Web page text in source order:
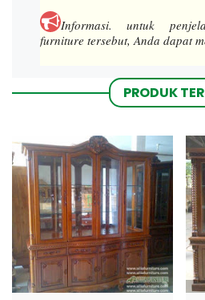
Informasi.untuk
furniture tersebut, Anda dapat
PRODUK